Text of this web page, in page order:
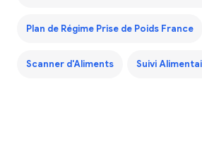
Plan de Régime Prise de Poids France
Scanner d'Aliments Suivi